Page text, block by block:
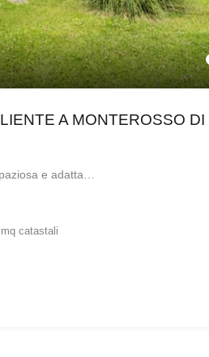
A MONTEROSSO DI
e adatta…
mq catastali